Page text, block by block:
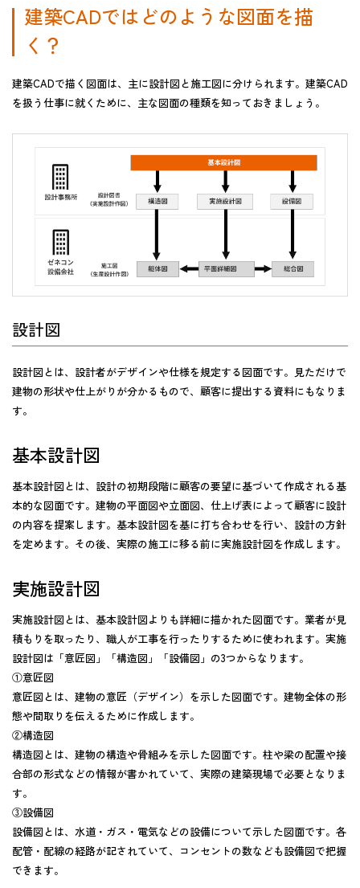
建築CADではどのような図面を描
く？
建築CADで描く図面は、主に設計図と施工図に分けられます。建築CAD
を扱う仕事に就くために、主な図面の種類を知っておきましょう。
設計図
設計図とは、設計者がデザインや仕様を規定する図面です。見ただけで
建物の形状や仕上がりが分かるもので、顧客に提出する資料にもなりま
す。
基本設計図
基本設計図とは、設計の初期段階に顧客の要望に基づいて作成される基
本的な図面です。建物の平面図や立面図、仕上げ表によって顧客に設計
の内容を提案します。基本設計図を基に打ち合わせを行い、設計の方針
を定めます。その後、実際の施工に移る前に実施設計図を作成します。
実施設計図
実施設計図とは、基本設計図よりも詳細に描かれた図面です。業者が見
積もりを取ったり、職人が工事を行ったりするために使われます。実施
設計図は「意匠図」「構造図」「設備図」の3つからなります。
①意匠図
意匠図とは、建物の意匠（デザイン）を示した図面です。建物全体の形
態や間取りを伝えるために作成します。
②構造図
構造図とは、建物の構造や骨組みを示した図面です。柱や梁の配置や接
合部の形式などの情報が書かれていて、実際の建築現場で必要となりま
す。
③設備図
設備図とは、水道・ガス・電気などの設備について示した図面です。各
配管・配線の経路が記されていて、コンセントの数なども設備図で把握
できます。